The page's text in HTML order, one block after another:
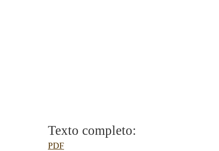
Texto completo:
PDF